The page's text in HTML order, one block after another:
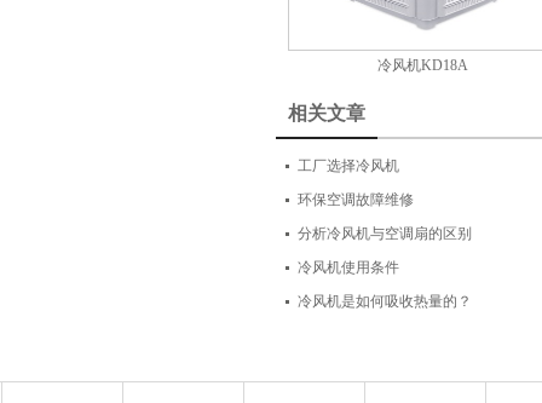
冷风机KD18A
相关文章
工厂选择冷风机
环保空调故障维修
分析冷风机与空调扇的区别
冷风机使用条件
冷风机是如何吸收热量的？